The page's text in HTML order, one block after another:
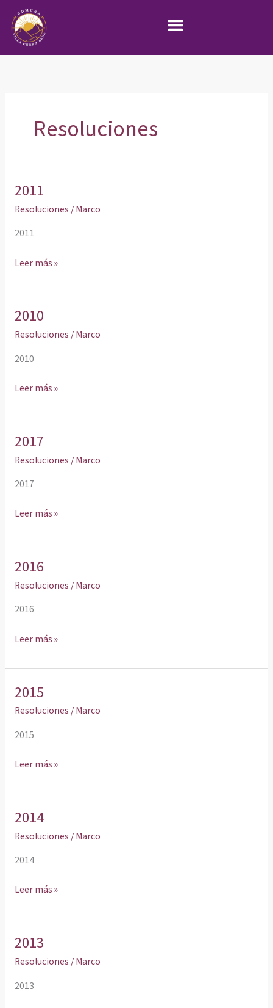
contenido
Resoluciones
2011
Resoluciones / Marco
2011
2011
Leer más »
2010
Resoluciones / Marco
2010
2010
Leer más »
2017
Resoluciones / Marco
2017
2017
Leer más »
2016
Resoluciones / Marco
2016
2016
Leer más »
2015
Resoluciones / Marco
2015
2015
Leer más »
2014
Resoluciones / Marco
2014
2014
Leer más »
2013
Resoluciones / Marco
2013
2013